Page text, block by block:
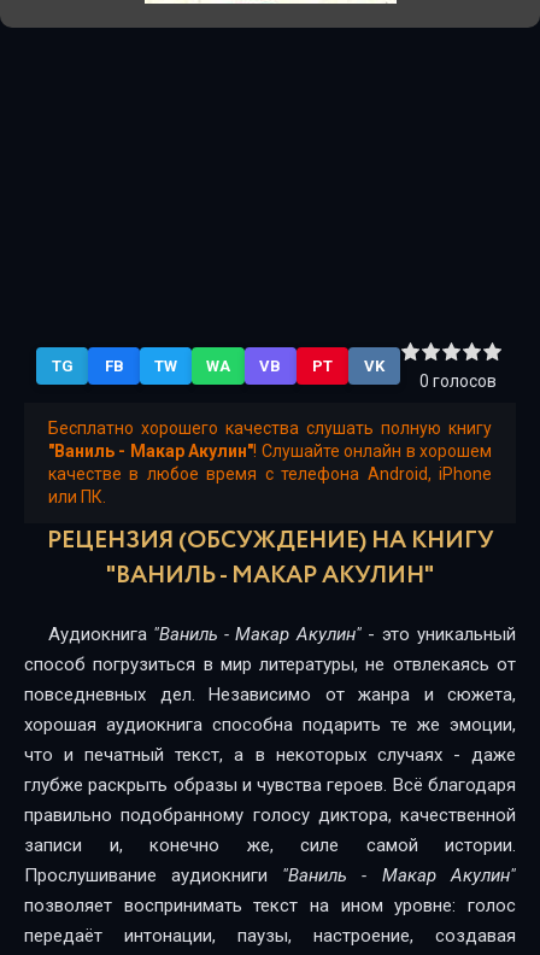
TG FB TW WA VB PT VK
0 голосов
Бесплатно хорошего качества слушать полную книгу
"Ваниль - Макар Акулин"! Слушайте онлайн в хорошем
качестве в любое время с телефона Android, iPhone
или ПК.
РЕЦЕНЗИЯ (ОБСУЖДЕНИЕ) НА КНИГУ
"ВАНИЛЬ - МАКАР АКУЛИН"
Аудиокнига "Ваниль - Макар Акулин"- это уникальный
способ погрузиться в мир литературы, не отвлекаясь от
повседневных дел. Независимо от жанра и сюжета,
хорошая аудиокнига способна подарить те же эмоции,
что и печатный текст, а в некоторых случаях - даже
глубже раскрыть образы и чувства героев. Всё благодаря
правильно подобранному голосу диктора, качественной
записи и, конечно же, силе самой истории.
Прослушивание аудиокниги "Ваниль - Макар Акулин"
позволяет воспринимать текст на ином уровне: голос
передаёт интонации, паузы, настроение, создавая